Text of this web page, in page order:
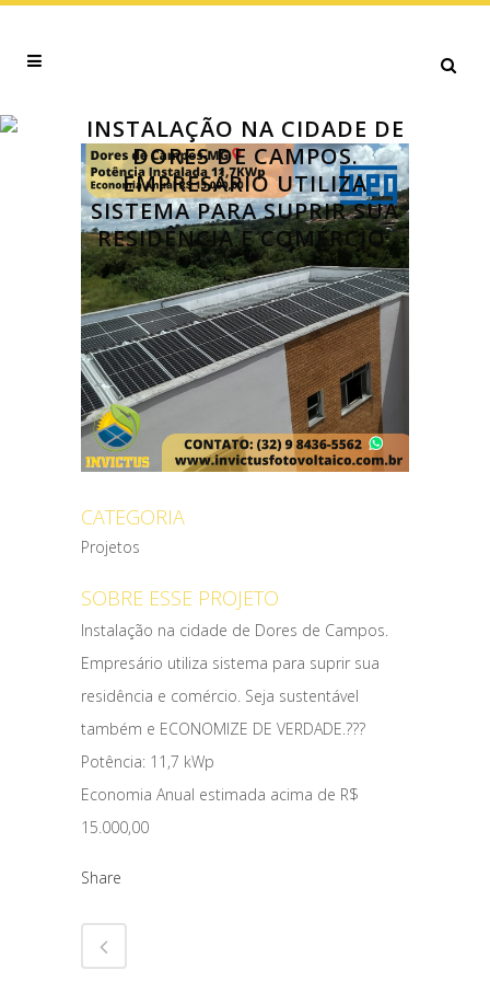
INSTALAÇÃO NA CIDADE DE
DORES DE CAMPOS.
EMPRESÁRIO UTILIZA
SISTEMA PARA SUPRIR SUA
RESIDÊNCIA E COMÉRCIO.
CATEGORIA
Projetos
SOBRE ESSE PROJETO
Instalação na cidade de Dores de Campos.
Empresário utiliza sistema para suprir sua
residência e comércio. Seja sustentável
também e ECONOMIZE DE VERDADE.???
Potência: 11,7 kWp
Economia Anual estimada acima de R$
15.000,00
Share